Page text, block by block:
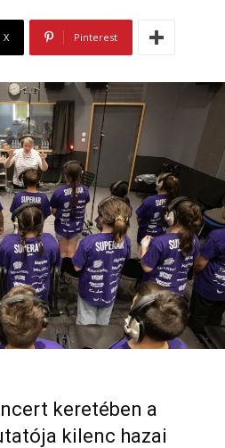
X Pinterest
keretében a
kilenc hazai